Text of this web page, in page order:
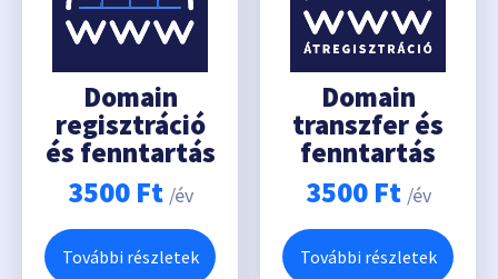
Domain
regisztráció
és fenntartás
3500 Ft /év
További részletek
Domain
transzfer és
fenntartás
3500 Ft /év
További részletek